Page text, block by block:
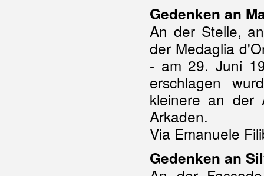
Gedenken an
An der Stelle,
der Medaglia
- am 29. Juni
erschlagen
kleinere an der
Arkaden.
Via Emanuele
Gedenken an